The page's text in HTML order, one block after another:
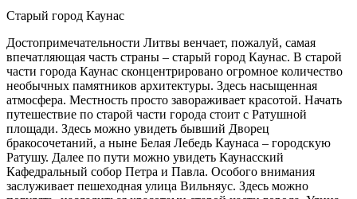
Старый город Каунас
Достопримечательности Литвы венчает, пожалуй, самая
впечатляющая часть страны – старый город Каунас. В старой
части города Каунас сконцентрировано огромное количество
необычных памятников архитектуры. Здесь насыщенная
атмосфера. Местность просто завораживает красотой. Начать
путешествие по старой части города стоит с Ратушной
площади. Здесь можно увидеть бывший Дворец
бракосочетаний, а ныне Белая Лебедь Каунаса – городскую
Ратушу. Далее по пути можно увидеть Каунасский
Кафедральный собор Петра и Павла. Особого внимания
заслуживает пешеходная улица Вильняус. Здесь можно